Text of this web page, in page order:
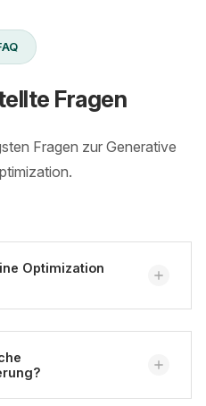
Fragen
Fragen zur Generative
Optimization
mit denen Inhalte für KI-
ChatGPT, Perplexity
aufbereitet werden. Ziel
auffinden, korrekt